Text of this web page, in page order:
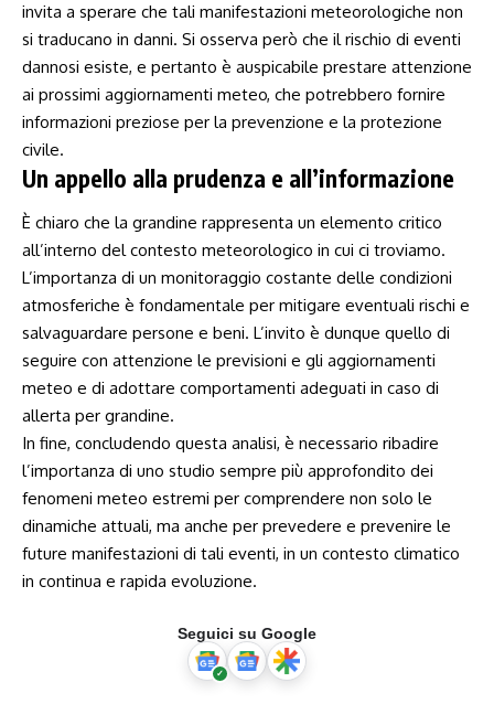
invita a sperare che tali manifestazioni meteorologiche non
si traducano in danni. Si osserva però che il ⁢rischio di eventi
dannosi esiste, e pertanto è auspicabile prestare attenzione
ai prossimi ⁢aggiornamenti meteo, che ‌potrebbero fornire
informazioni preziose​ per la prevenzione ‍e la protezione
civile.
Un appello alla prudenza e all’informazione
È chiaro che la grandine rappresenta un elemento critico
all’interno del contesto meteorologico in cui ci troviamo.
L’importanza di un monitoraggio costante delle​ condizioni
atmosferiche è fondamentale per mitigare eventuali rischi e
salvaguardare persone e beni. L’invito è dunque⁢ quello di
seguire ⁢con attenzione le previsioni e gli aggiornamenti
meteo e​ di adottare⁤ comportamenti adeguati⁢ in caso di
allerta per grandine.
In fine, concludendo questa analisi, è necessario​ ribadire
l’importanza di uno studio sempre più approfondito dei
fenomeni meteo estremi per comprendere ⁤non solo le
⁣dinamiche ⁣attuali, ma anche per prevedere e⁣ prevenire le
future manifestazioni di tali eventi, in un ​contesto climatico
in continua e rapida evoluzione.
Seguici su Google